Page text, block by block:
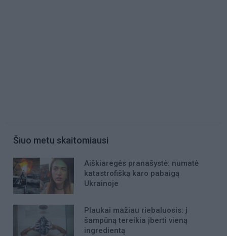
Šiuo metu skaitomiausi
Aiškiaregės pranašystė: numatė
katastrofišką karo pabaigą
Ukrainoje
Plaukai mažiau riebaluosis: į
šampūną tereikia įberti vieną
ingredientą